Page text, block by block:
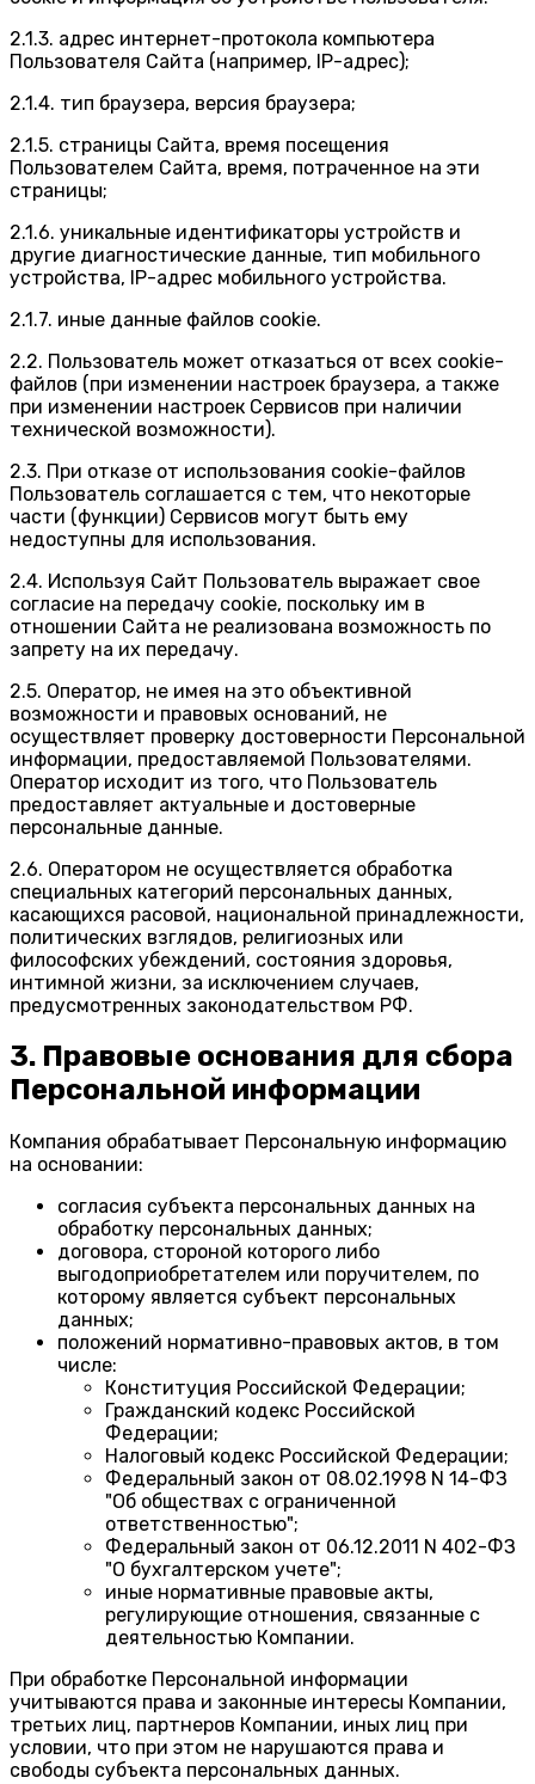
2.1.3. адрес интернет-протокола компьютера
Пользователя Сайта (например, IP-адрес);
2.1.4. тип браузера, версия браузера;
2.1.5. страницы Сайта, время посещения
Пользователем Сайта, время, потраченное на эти
страницы;
2.1.6. уникальные идентификаторы устройств и
другие диагностические данные, тип мобильного
устройства, IP-адрес мобильного устройства.
2.1.7. иные данные файлов cookie.
2.2. Пользователь может отказаться от всех cookie-
файлов (при изменении настроек браузера, а также
при изменении настроек Сервисов при наличии
технической возможности).
2.3. При отказе от использования cookie-файлов
Пользователь соглашается с тем, что некоторые
части (функции) Сервисов могут быть ему
недоступны для использования.
2.4. Используя Сайт Пользователь выражает свое
согласие на передачу cookie, поскольку им в
отношении Сайта не реализована возможность по
запрету на их передачу.
2.5. Оператор, не имея на это объективной
возможности и правовых оснований, не
осуществляет проверку достоверности Персональной
информации, предоставляемой Пользователями.
Оператор исходит из того, что Пользователь
предоставляет актуальные и достоверные
персональные данные.
2.6. Оператором не осуществляется обработка
специальных категорий персональных данных,
касающихся расовой, национальной принадлежности,
политических взглядов, религиозных или
философских убеждений, состояния здоровья,
интимной жизни, за исключением случаев,
предусмотренных законодательством РФ.
3. Правовые основания для сбора
Персональной информации
Компания обрабатывает Персональную информацию
на основании:
согласия субъекта персональных данных на
обработку персональных данных;
договора, стороной которого либо
выгодоприобретателем или поручителем, по
которому является субъект персональных
данных;
положений нормативно-правовых актов, в том
числе:
Конституция Российской Федерации;
Гражданский кодекс Российской
Федерации;
Налоговый кодекс Российской Федерации;
Федеральный закон от 08.02.1998 N 14-ФЗ
"Об обществах с ограниченной
ответственностью";
Федеральный закон от 06.12.2011 N 402-ФЗ
"О бухгалтерском учете";
иные нормативные правовые акты,
регулирующие отношения, связанные с
деятельностью Компании.
При обработке Персональной информации
учитываются права и законные интересы Компании,
третьих лиц, партнеров Компании, иных лиц при
условии, что при этом не нарушаются права и
свободы субъекта персональных данных.